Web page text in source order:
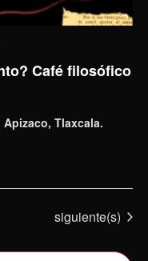
Café filosófico
Apizaco, Tlaxcala.
Eventos
siguiente(s)